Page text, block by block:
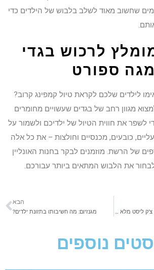
שחשוב מאוד לשלב בלבוש של הילדים כדי
לרכוש בגדי
ספורט
לילדים שלכם לקראת טיול קמפינג קרוב?
מגוון רחב של בגדים שעשויים מחומרים
לשפר את חווית הטיול של ילדיכם ולשמור על
כובעים, מכנסיים וחולצות – את כל אלה
של הרשת. מוזמנים לבקר בחנות האונליין
את הלבוש המתאים ביותר עבורכם.
יוצאים למחנה קיץ בקרוב? צ'ק ליסט מלא של כל הפריטים שאתם חייבים להביא איתכם!
הבא
מגנזיום: מה חשיבותו בתזונת ילדים?
נוספים